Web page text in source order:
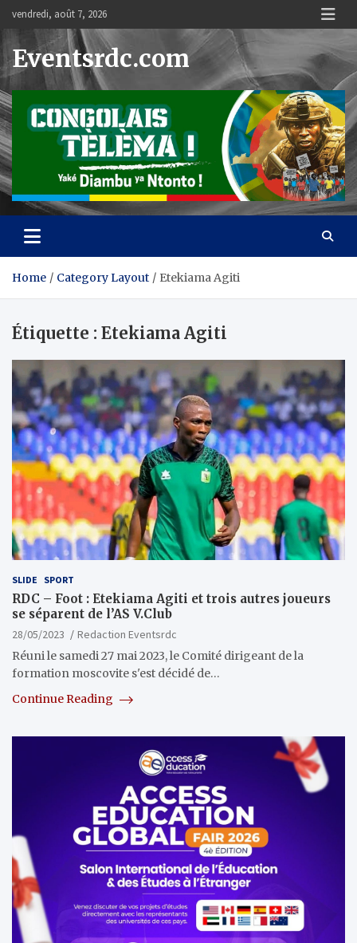
content
vendredi, août 7, 2026
Eventsrdc.com
Home Category Layout Etekiama Agiti
Étiquette : Etekiama Agiti
SLIDE SPORT
RDC – Foot : Etekiama Agiti et trois autres joueurs
se séparent de l’AS V.Club
28/05/2023
Redaction Eventsrdc
Réuni le samedi 27 mai 2023, le Comité dirigeant de la
formation moscovite s'est décidé de…
Continue Reading